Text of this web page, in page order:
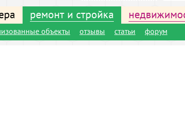
ремонт и стройка
объекты отзывы статьи форум